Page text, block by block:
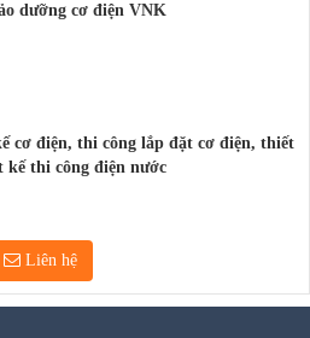
dưỡng cơ điện VNK
cơ điện, thi công lắp đặt cơ điện, thiết
thi công điện nước
Liên hệ